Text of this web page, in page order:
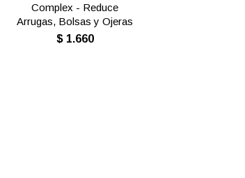
Complex - Reduce
Arrugas, Bolsas y Ojeras
$ 1.660